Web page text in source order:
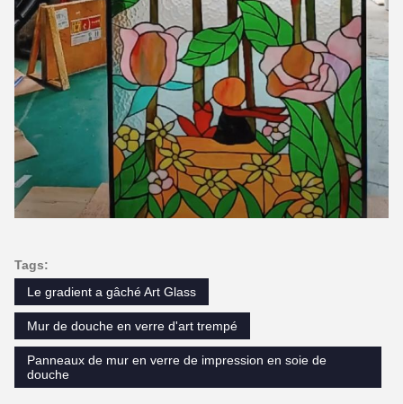
Tags:
Le gradient a gâché Art Glass
Mur de douche en verre d'art trempé
Panneaux de mur en verre de impression en soie de
douche